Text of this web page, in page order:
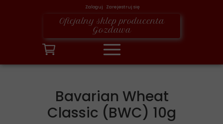
Zaloguj Zarejestruj się
Oficjalny sklep producenta
Gozdawa
Bavarian Wheat
Classic (BWC) 10g